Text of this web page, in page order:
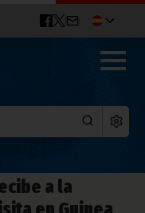
a la